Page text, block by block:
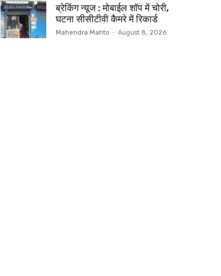
ब्रेकिंग न्यूज : मोबाईल शॉप में चोरी,
घटना सीसीटीवी कैमरे में रिकार्ड
Mahendra Mahto - August 8, 2026